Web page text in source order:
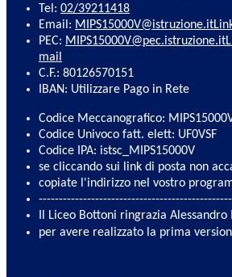
Tel: 02/39211418
Email: MIPS15000V@istruzione.it
PEC: MIPS15000V@pec.istruzione.it
mail
C.F.: 80126570151
IBAN: Utilizzare Pago in Rete
Codice Meccanografico:
Codice Univoco fatt. elett: UF0VSF
Codice IPA: istsc_MIPS15000V
se cliccando sui link di posta non
copiate l'indirizzo nel vostro
Il Liceo Bottoni ringrazia
per avere realizzato la prima